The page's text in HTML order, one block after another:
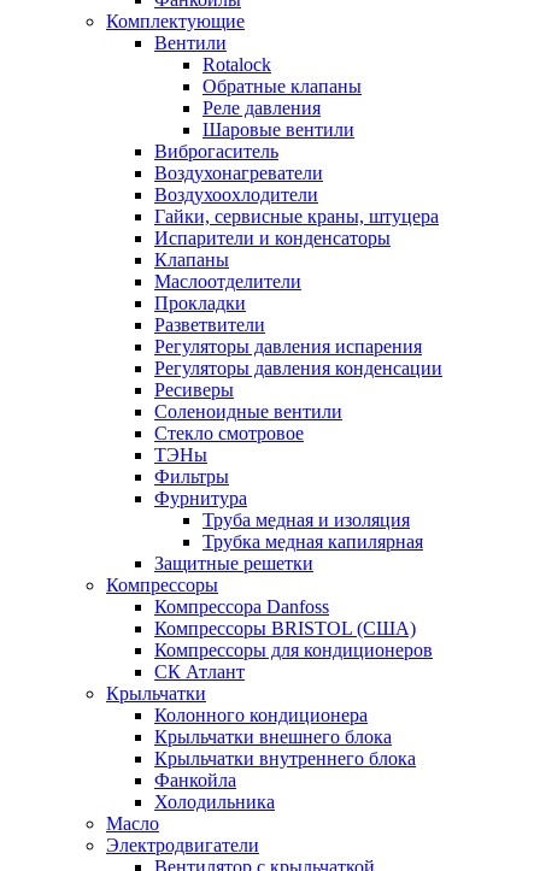
Комплектующие
Вентили
Rotalock
Обратные клапаны
Реле давления
Шаровые вентили
Виброгаситель
Воздухонагреватели
Воздухоохлодители
Гайки, сервисные краны, штуцера
Испарители и конденсаторы
Клапаны
Маслоотделители
Прокладки
Разветвители
Регуляторы давления испарения
Регуляторы давления конденсации
Ресиверы
Соленоидные вентили
Стекло смотровое
ТЭНы
Фильтры
Фурнитура
Труба медная и изоляция
Трубка медная капилярная
Защитные решетки
Компрессоры
Компрессора Danfoss
Компрессоры BRISTOL (США)
Компрессоры для кондиционеров
СК Атлант
Крыльчатки
Колонного кондиционера
Крыльчатки внешнего блока
Крыльчатки внутреннего блока
Фанкойла
Холодильника
Масло
Электродвигатели
Вентилятор с крыльчаткой